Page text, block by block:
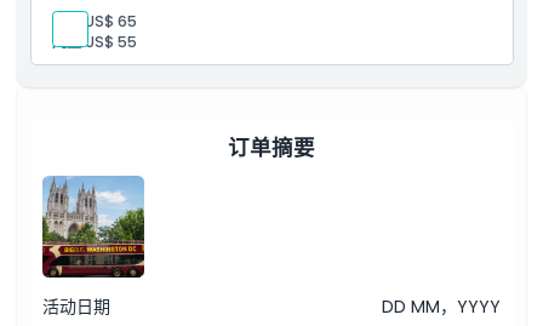
数字音频导览（手机下载）
2小时全景夜游
仅周五至周日提供现场导游
成人: US$ 65
儿童:US$ 55
订单摘要
活动日期
DD MM，YYYY